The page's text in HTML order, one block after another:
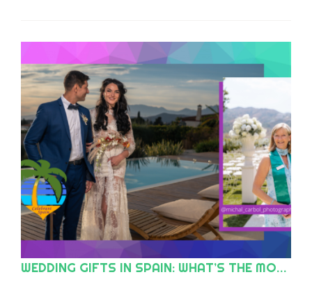
WEDDING GIFTS IN SPAIN: WHAT’S THE MODERN TREND?